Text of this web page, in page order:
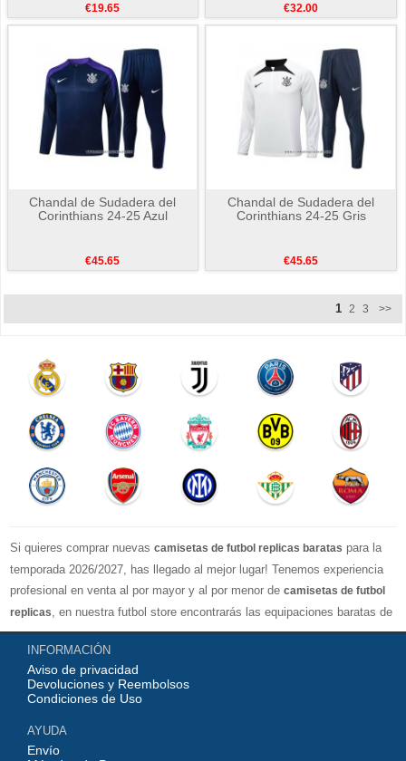
€19.65 €32.00
Chandal de Sudadera del
Corinthians 24-25 Azul
€45.65
Chandal de Sudadera del
Corinthians 24-25 Gris
€45.65
1 2 3 >>
Si quieres comprar nuevas camisetas de futbol replicas baratas para la
temporada 2026/2027, has llegado al mejor lugar! Tenemos experiencia
profesional en venta al por mayor y al por menor de camisetas de futbol
replicas, en nuestra futbol store encontrarás las equipaciones baratas de
los clubes más importantes y los equipos nacionales más fuertes del
mundo, nuestro jersey es directamente de fábrica, lo que garantiza que la
serie de camisetas tenga una calidad numerosa, completa y excelente
con una variedad de estilos confiable, Actualizar rápidamente las
Barcelona, real madrid jersey, Atletico de Madrid shirt, camiseta
INFORMACIÓN
Aviso de privacidad
Devoluciones y Reembolsos
Condiciones de Uso
AYUDA
Envío